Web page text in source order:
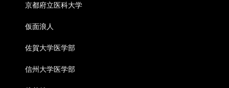
京都府立医科大学
仮面浪人
佐賀大学医学部
信州大学医学部